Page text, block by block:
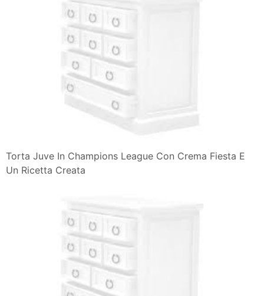
Torta Juve In Champions League Con Crema Fiesta E
Un Ricetta Creata